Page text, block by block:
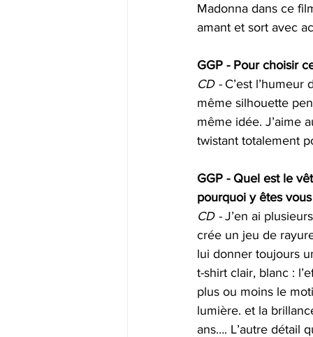
Madonna dans ce
amant et sort avec
GGP - Pour choisir
CD - C’est
même silhouette
même idée. J’aime
twistant totalement
GGP - Quel est le
pourquoi y êtes
CD - J’en ai
crée un jeu de
lui donner toujours
t-shirt clair, blanc :
plus ou moins le
lumière. et la
ans…. L’autre détail